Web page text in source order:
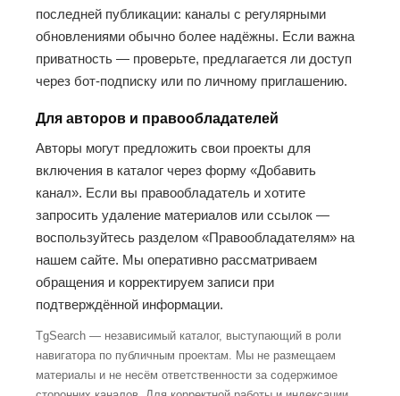
последней публикации: каналы с регулярными
обновлениями обычно более надёжны. Если важна
приватность — проверьте, предлагается ли доступ
через бот-подписку или по личному приглашению.
Для авторов и правообладателей
Авторы могут предложить свои проекты для
включения в каталог через форму «Добавить
канал». Если вы правообладатель и хотите
запросить удаление материалов или ссылок —
воспользуйтесь разделом «Правообладателям» на
нашем сайте. Мы оперативно рассматриваем
обращения и корректируем записи при
подтверждённой информации.
TgSearch — независимый каталог, выступающий в роли
навигатора по публичным проектам. Мы не размещаем
материалы и не несём ответственности за содержимое